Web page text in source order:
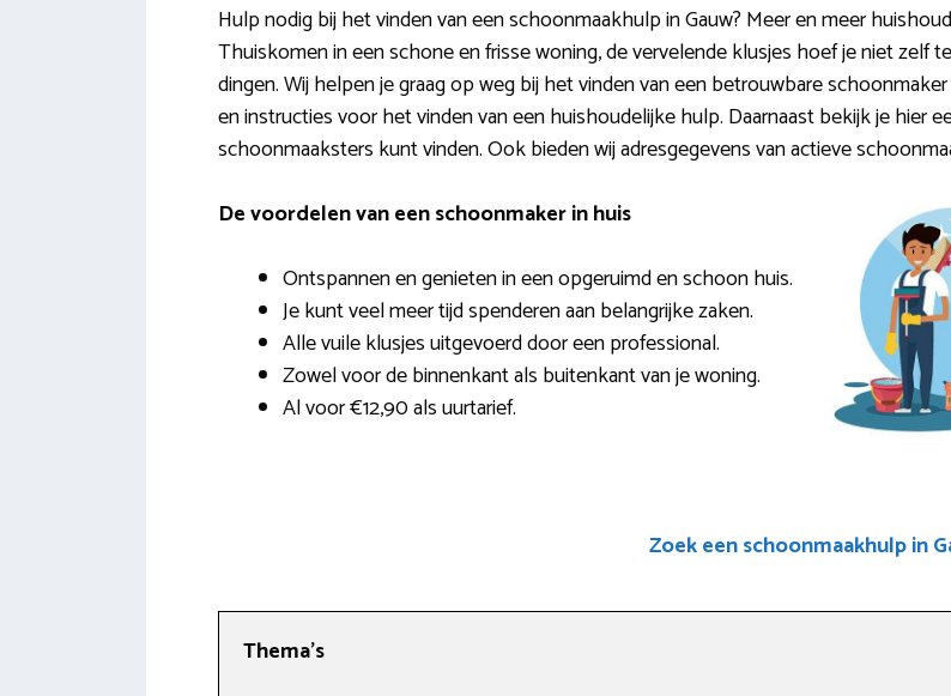
Hulp nodig bij het vinden van een schoonmaakhulp in Gauw? Meer en meer
Thuiskomen in een schone en frisse woning, de vervelende klusjes hoef je niet zelf
dingen. Wij helpen je graag op weg bij het vinden van een betrouwbare
en instructies voor het vinden van een huishoudelijke hulp. Daarnaast bekijk je hier
schoonmaaksters kunt vinden. Ook bieden wij adresgegevens van actieve
De voordelen van een schoonmaker in huis
Ontspannen en genieten in een opgeruimd en schoon huis.
Je kunt veel meer tijd spenderen aan belangrijke zaken.
Alle vuile klusjes uitgevoerd door een professional.
Zowel voor de binnenkant als buitenkant van je woning.
Al voor €12,90 als uurtarief.
Zoek een schoonmaakhulp in
Thema’s